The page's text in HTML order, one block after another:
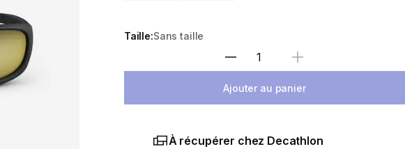
Taille:Sans taille
Sélectionnez la quantité
Ajouter au panier
À récupérer chez Decathlon